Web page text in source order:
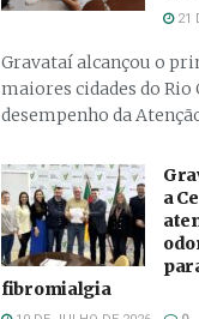
21
Gravataí alcançou o
maiores cidades do Rio
desempenho da
a
fibromialgia